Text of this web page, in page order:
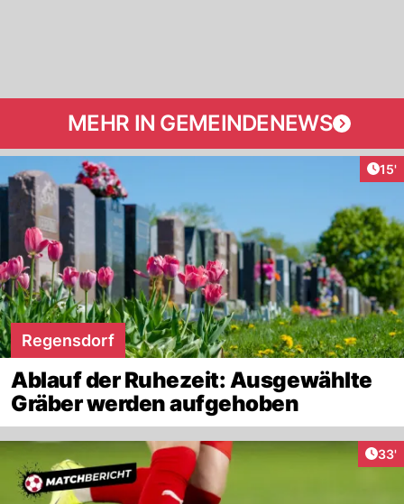
MEHR IN GEMEINDENEWS
15'
Regensdorf
Ablauf der Ruhezeit: Ausgewählte
Gräber werden aufgehoben
33'